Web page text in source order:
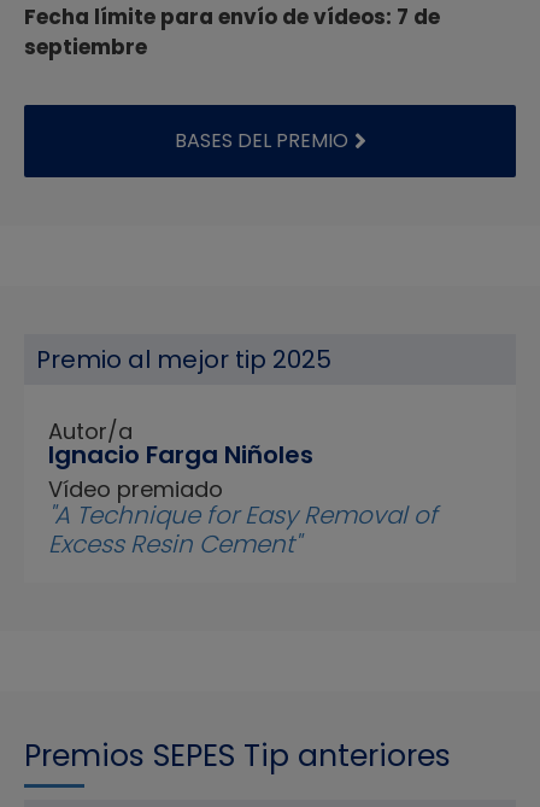
Fecha límite para envío de vídeos: 7 de
septiembre
BASES DEL PREMIO
Premio al mejor tip 2025
Autor/a
Ignacio Farga Niñoles
Vídeo premiado
"A Technique for Easy Removal of
Excess Resin Cement"
Premios SEPES Tip anteriores